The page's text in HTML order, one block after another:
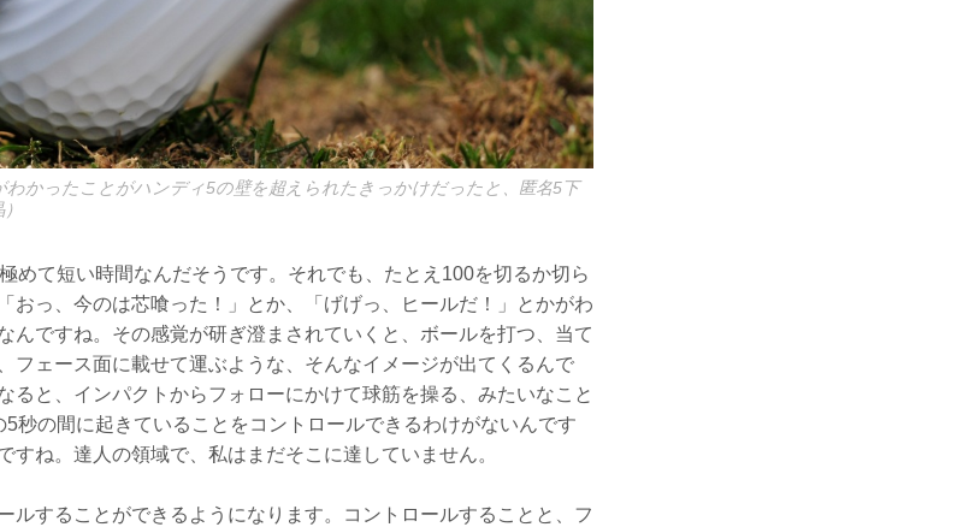
わかったことがハンディ5の壁を超えられたきっかけだったと、匿名5下
めて短い時間なんだそうです。それでも、たとえ100を切るか切ら
おっ、今のは芯喰った！」とか、「げげっ、ヒールだ！」とかがわ
んですね。その感覚が研ぎ澄まされていくと、ボールを打つ、当て
フェース面に載せて運ぶような、そんなイメージが出てくるんで
ると、インパクトからフォローにかけて球筋を操る、みたいなこと
秒の間に起きていることをコントロールできるわけがないんです
すね。達人の領域で、私はまだそこに達していません。
ルすることができるようになります。コントロールすることと、フ